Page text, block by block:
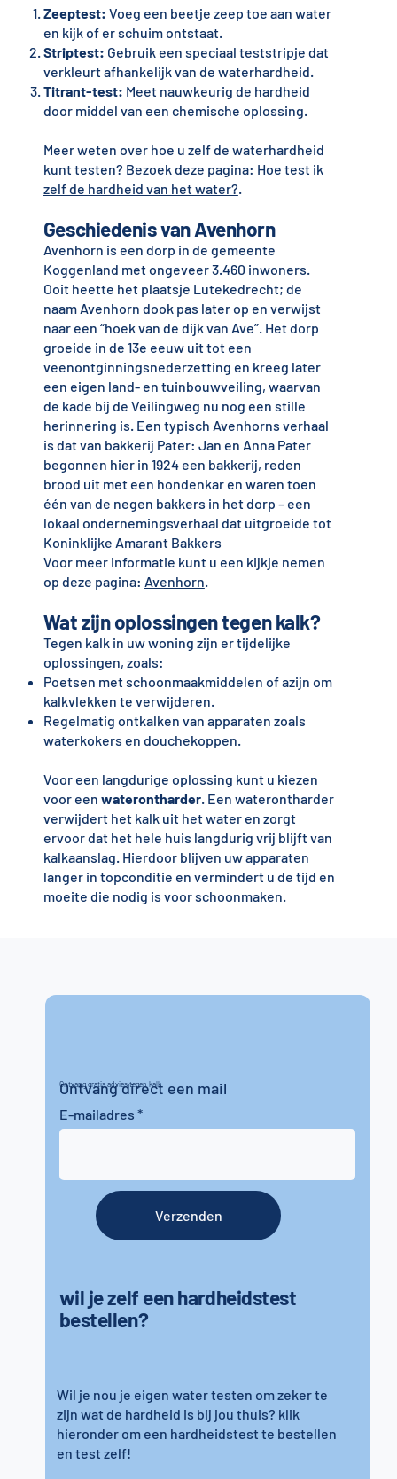
Zeeptest: Voeg een beetje zeep toe aan water
en kijk of er schuim ontstaat.
Striptest: Gebruik een speciaal teststripje dat
verkleurt afhankelijk van de waterhardheid.
Titrant-test: Meet nauwkeurig de hardheid
door middel van een chemische oplossing.
Meer weten over hoe u zelf de waterhardheid
kunt testen? Bezoek deze pagina: Hoe test ik
zelf de hardheid van het water?.
Geschiedenis van Avenhorn
Avenhorn is een dorp in de gemeente
Koggenland met ongeveer 3.460 inwoners.
Ooit heette het plaatsje Lutekedrecht; de
naam Avenhorn dook pas later op en verwijst
naar een “hoek van de dijk van Ave”. Het dorp
groeide in de 13e eeuw uit tot een
veenontginningsnederzetting en kreeg later
een eigen land- en tuinbouwveiling, waarvan
de kade bij de Veilingweg nu nog een stille
herinnering is. Een typisch Avenhorns verhaal
is dat van bakkerij Pater: Jan en Anna Pater
begonnen hier in 1924 een bakkerij, reden
brood uit met een hondenkar en waren toen
één van de negen bakkers in het dorp – een
lokaal ondernemingsverhaal dat uitgroeide tot
Koninklijke Amarant Bakkers
Voor meer informatie kunt u een kijkje nemen
op deze pagina: Avenhorn.
Wat zijn oplossingen tegen kalk?
Tegen kalk in uw woning zijn er tijdelijke
oplossingen, zoals:
Poetsen met schoonmaakmiddelen of azijn om
kalkvlekken te verwijderen.
Regelmatig ontkalken van apparaten zoals
waterkokers en douchekoppen.
Voor een langdurige oplossing kunt u kiezen
voor een waterontharder. Een waterontharder
verwijdert het kalk uit het water en zorgt
ervoor dat het hele huis langdurig vrij blijft van
kalkaanslag. Hierdoor blijven uw apparaten
langer in topconditie en vermindert u de tijd en
moeite die nodig is voor schoonmaken.
Ontvang gratis advies tegen kalk
Ontvang direct een mail
wil je zelf een hardheidstest
bestellen?
E-mailadres
Wil je nou je eigen water testen om zeker te
zijn wat de hardheid is bij jou thuis? klik
hieronder om een hardheidstest te bestellen
en test zelf!
Verzenden